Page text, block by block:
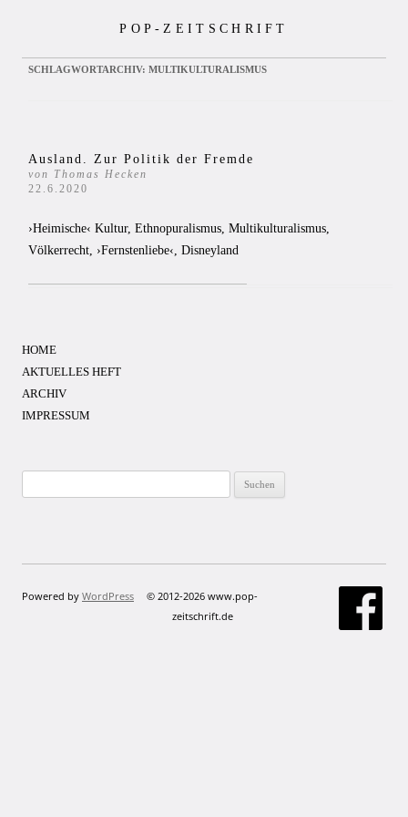
POP-ZEITSCHRIFT
SCHLAGWORTARCHIV: MULTIKULTURALISMUS
Ausland. Zur Politik der Fremde
von Thomas Hecken
22.6.2020
›Heimische‹ Kultur, Ethnopuralismus, Multikulturalismus,
Völkerrecht, ›Fernstenliebe‹, Disneyland
HOME
AKTUELLES HEFT
ARCHIV
IMPRESSUM
nach:
Powered by WordPress
© 2012-2026 www.pop-
zeitschrift.de